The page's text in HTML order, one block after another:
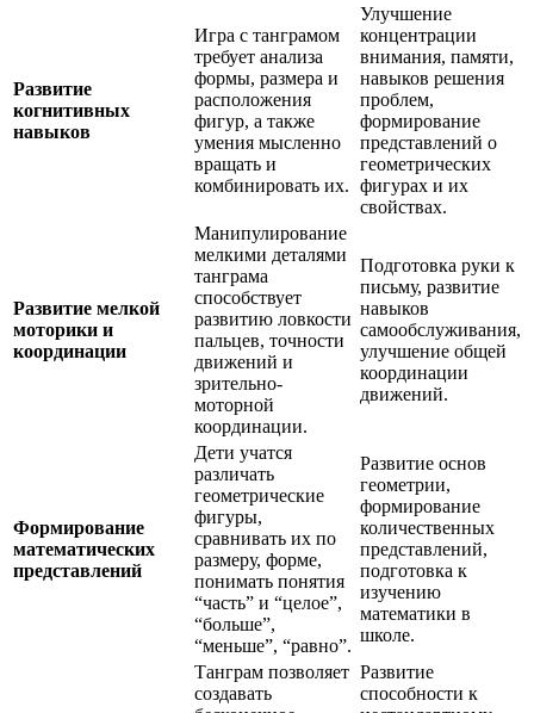
Развитие
когнитивных
навыков
Игра с танграмом
требует анализа
формы, размера и
расположения
фигур, а также
умения мысленно
вращать и
комбинировать их.
Улучшение
концентрации
внимания, памяти,
навыков решения
проблем,
формирование
представлений о
геометрических
фигурах и их
свойствах.
Развитие мелкой
моторики и
координации
Манипулирование
мелкими деталями
танграма
способствует
развитию ловкости
пальцев, точности
движений и
зрительно-
моторной
координации.
Подготовка руки к
письму, развитие
навыков
самообслуживания,
улучшение общей
координации
движений.
Формирование
математических
представлений
Дети учатся
различать
геометрические
фигуры,
сравнивать их по
размеру, форме,
понимать понятия
“часть” и “целое”,
“больше”,
“меньше”, “равно”.
Развитие основ
геометрии,
формирование
количественных
представлений,
подготовка к
изучению
математики в
школе.
Танграм позволяет
создавать
Развитие
способности к